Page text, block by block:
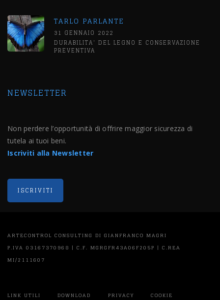
TARLO PARLANTE
31 GENNAIO 2022
DURABILITA' DEL LEGNO E CONSERVAZIONE
PREVENTIVA
NEWSLETTER
Non perdere l’opportunità di offrire maggior sicurezza di
tutela ai tuoi beni.
Iscriviti alla Newsletter
ARTECONTROL CONSULTING DI GIANFRANCO MAGRI
P.IVA 03167370968 | C.F. MGRGFR43A06F205P | C.REA
MI/2111607
LINK UTILI DOWNLOAD PRIVACY COOKIE